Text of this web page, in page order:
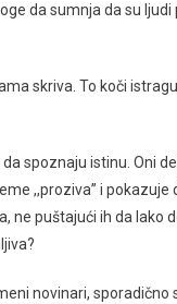
da sumnja da su ljudi
skriva. To koči
spoznaju istinu. Oni
,,proziva” i pokazuje
ne puštajući ih da lako
novinari, sporadično